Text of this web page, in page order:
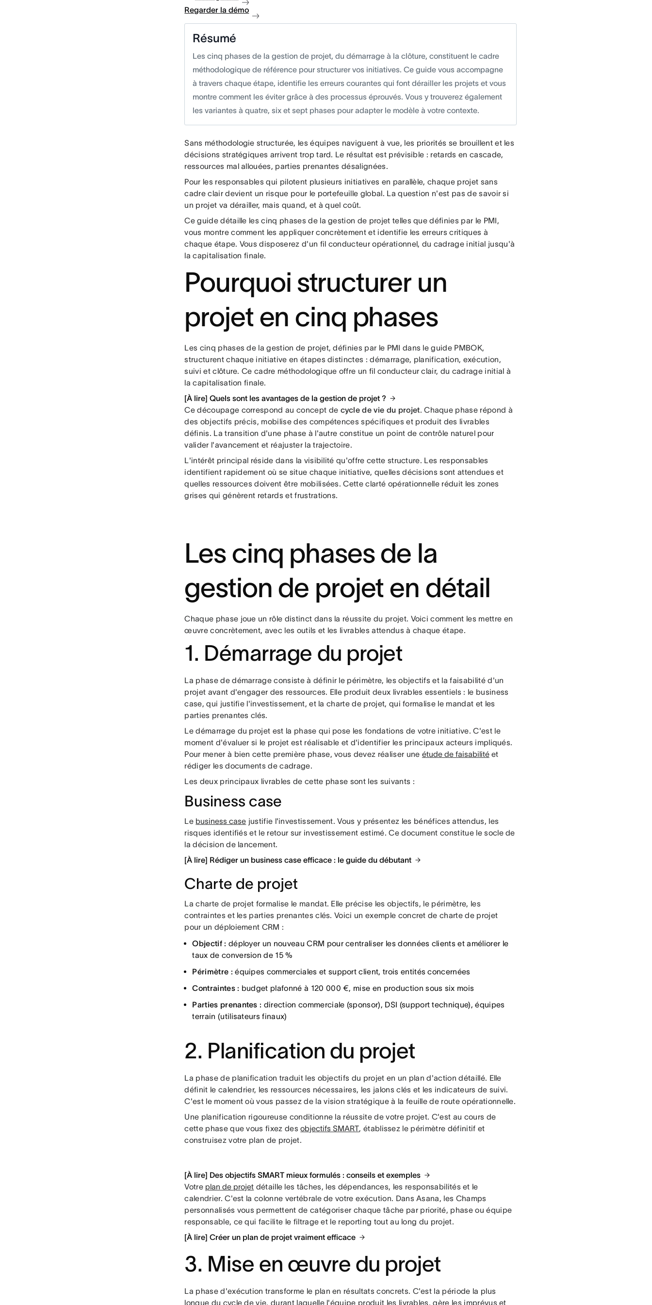
Regarder la démo
Résumé
Les cinq phases de la gestion de projet, du démarrage à la clôture, constituent le cadre
méthodologique de référence pour structurer vos initiatives. Ce guide vous accompagne
à travers chaque étape, identifie les erreurs courantes qui font dérailler les projets et vous
montre comment les éviter grâce à des processus éprouvés. Vous y trouverez également
les variantes à quatre, six et sept phases pour adapter le modèle à votre contexte.
Sans méthodologie structurée, les équipes naviguent à vue, les priorités se brouillent et les
décisions stratégiques arrivent trop tard. Le résultat est prévisible : retards en cascade,
ressources mal allouées, parties prenantes désalignées.
Pour les responsables qui pilotent plusieurs initiatives en parallèle, chaque projet sans
cadre clair devient un risque pour le portefeuille global. La question n'est pas de savoir si
un projet va dérailler, mais quand, et à quel coût.
Ce guide détaille les cinq phases de la gestion de projet telles que définies par le PMI,
vous montre comment les appliquer concrètement et identifie les erreurs critiques à
chaque étape. Vous disposerez d'un fil conducteur opérationnel, du cadrage initial jusqu'à
la capitalisation finale.
Pourquoi structurer un
projet en cinq phases
Les cinq phases de la gestion de projet, définies par le PMI dans le guide PMBOK,
structurent chaque initiative en étapes distinctes : démarrage, planification, exécution,
suivi et clôture. Ce cadre méthodologique offre un fil conducteur clair, du cadrage initial à
la capitalisation finale.
[À lire] Quels sont les avantages de la gestion de projet ?
Ce découpage correspond au concept de cycle de vie du projet. Chaque phase répond à
des objectifs précis, mobilise des compétences spécifiques et produit des livrables
définis. La transition d'une phase à l'autre constitue un point de contrôle naturel pour
valider l'avancement et réajuster la trajectoire.
L'intérêt principal réside dans la visibilité qu'offre cette structure. Les responsables
identifient rapidement où se situe chaque initiative, quelles décisions sont attendues et
quelles ressources doivent être mobilisées. Cette clarté opérationnelle réduit les zones
grises qui génèrent retards et frustrations.
Les cinq phases de la
gestion de projet en détail
Chaque phase joue un rôle distinct dans la réussite du projet. Voici comment les mettre en
œuvre concrètement, avec les outils et les livrables attendus à chaque étape.
1. Démarrage du projet
La phase de démarrage consiste à définir le périmètre, les objectifs et la faisabilité d'un
projet avant d'engager des ressources. Elle produit deux livrables essentiels : le business
case, qui justifie l'investissement, et la charte de projet, qui formalise le mandat et les
parties prenantes clés.
Le démarrage du projet est la phase qui pose les fondations de votre initiative. C'est le
moment d'évaluer si le projet est réalisable et d'identifier les principaux acteurs impliqués.
Pour mener à bien cette première phase, vous devez réaliser une étude de faisabilitéet
rédiger les documents de cadrage.
Les deux principaux livrables de cette phase sont les suivants :
Business case
Le business case justifie l'investissement. Vous y présentez les bénéfices attendus, les
risques identifiés et le retour sur investissement estimé. Ce document constitue le socle de
la décision de lancement.
[À lire] Rédiger un business case efficace : le guide du débutant
Charte de projet
La charte de projet formalise le mandat. Elle précise les objectifs, le périmètre, les
contraintes et les parties prenantes clés. Voici un exemple concret de charte de projet
pour un déploiement CRM :
Objectif : déployer un nouveau CRM pour centraliser les données clients et améliorer le
taux de conversion de 15 %
Périmètre : équipes commerciales et support client, trois entités concernées
Contraintes : budget plafonné à 120 000 €, mise en production sous six mois
Parties prenantes : direction commerciale (sponsor), DSI (support technique), équipes
terrain (utilisateurs finaux)
2. Planification du projet
La phase de planification traduit les objectifs du projet en un plan d'action détaillé. Elle
définit le calendrier, les ressources nécessaires, les jalons clés et les indicateurs de suivi.
C'est le moment où vous passez de la vision stratégique à la feuille de route opérationnelle.
Une planification rigoureuse conditionne la réussite de votre projet. C'est au cours de
cette phase que vous fixez desobjectifs SMART, établissez le périmètre définitif et
construisez votre plan de projet.
[À lire] Des objectifs SMART mieux formulés : conseils et exemples
Votre plan de projet détaille les tâches, les dépendances, les responsabilités et le
calendrier. C'est la colonne vertébrale de votre exécution. Dans Asana, les Champs
personnalisés vous permettent de catégoriser chaque tâche par priorité, phase ou équipe
responsable, ce qui facilite le filtrage et le reporting tout au long du projet.
[À lire] Créer un plan de projet vraiment efficace
3. Mise en œuvre du projet
La phase d'exécution transforme le plan en résultats concrets. C'est la période la plus
longue du cycle de vie, durant laquelle l'équipe produit les livrables, gère les imprévus et